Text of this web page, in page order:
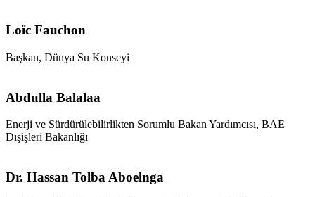
Loïc Fauchon
Başkan, Dünya Su Konseyi
Abdulla Balalaa
Enerji ve Sürdürülebilirlikten Sorumlu Bakan Yardımcısı, BAE
Dışişleri Bakanlığı
Dr. Hassan Tolba Aboelnga